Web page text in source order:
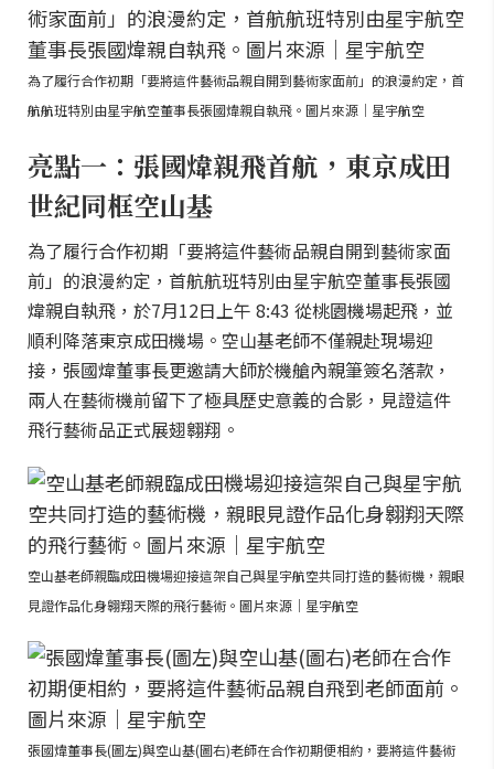
為了履行合作初期「要將這件藝術品親自開到藝術家面前」的浪漫約定，首
航航班特別由星宇航空董事長張國煒親自執飛。圖片來源｜星宇航空
亮點一：張國煒親飛首航，東京成田
世紀同框空山基
為了履行合作初期「要將這件藝術品親自開到藝術家面
前」的浪漫約定，首航航班特別由星宇航空董事長張國
煒親自執飛，於7月12日上午 8:43 從桃園機場起飛，並
順利降落東京成田機場。空山基老師不僅親赴現場迎
接，張國煒董事長更邀請大師於機艙內親筆簽名落款，
兩人在藝術機前留下了極具歷史意義的合影，見證這件
飛行藝術品正式展翅翱翔。
空山基老師親臨成田機場迎接這架自己與星宇航空共同打造的藝術機，親眼
見證作品化身翱翔天際的飛行藝術。圖片來源｜星宇航空
張國煒董事長(圖左)與空山基(圖右)老師在合作初期便相約，要將這件藝術